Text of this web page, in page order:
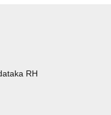
RH